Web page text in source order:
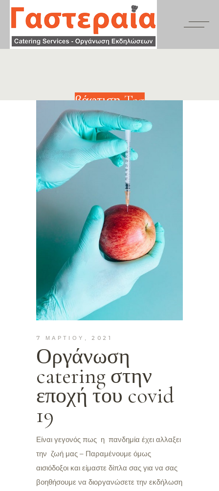
βάφτιση Tag
7 ΜΑΡΤΊΟΥ, 2021
Οργάνωση
catering στην
εποχή του covid
19
Είναι γεγονός πως η πανδημία έχει αλλαξει
την ζωή μας – Παραμένουμε όμως
αισιόδοξοι και είμαστε δίπλα σας για να σας
βοηθήσουμε να διοργανώσετε την εκδήλωση